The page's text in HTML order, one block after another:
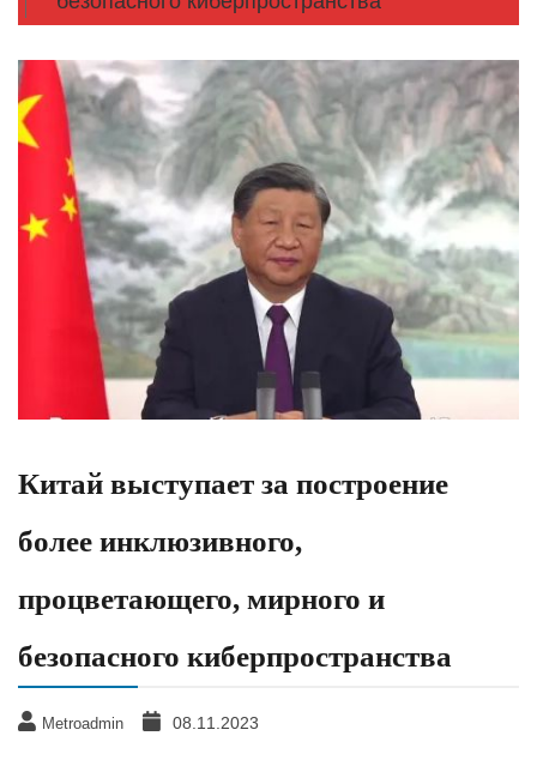
Китай выступает за построение
более инклюзивного,
процветающего, мирного и
безопасного киберпространства
Metroadmin 08.11.2023